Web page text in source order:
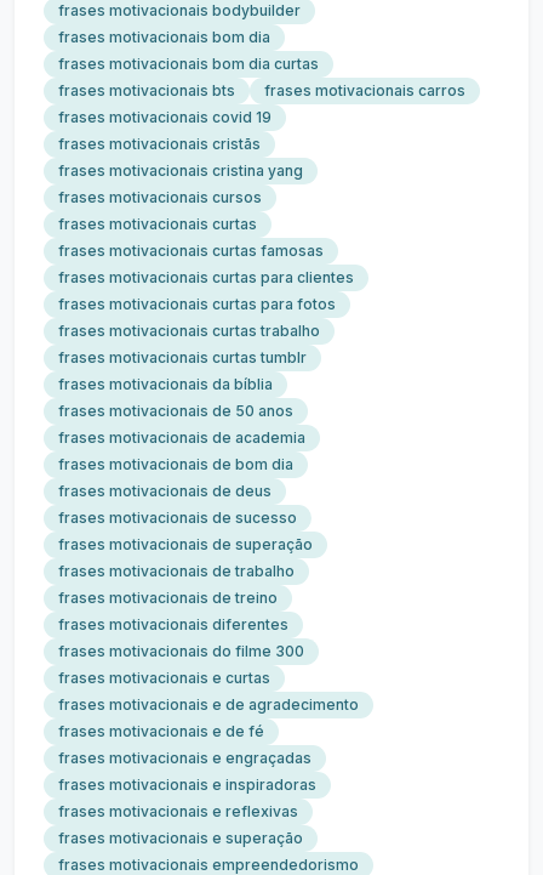
frases motivacionais bodybuilder
frases motivacionais bom dia
frases motivacionais bom dia curtas
frases motivacionais bts
frases motivacionais carros
frases motivacionais covid 19
frases motivacionais cristãs
frases motivacionais cristina yang
frases motivacionais cursos
frases motivacionais curtas
frases motivacionais curtas famosas
frases motivacionais curtas para clientes
frases motivacionais curtas para fotos
frases motivacionais curtas trabalho
frases motivacionais curtas tumblr
frases motivacionais da bíblia
frases motivacionais de 50 anos
frases motivacionais de academia
frases motivacionais de bom dia
frases motivacionais de deus
frases motivacionais de sucesso
frases motivacionais de superação
frases motivacionais de trabalho
frases motivacionais de treino
frases motivacionais diferentes
frases motivacionais do filme 300
frases motivacionais e curtas
frases motivacionais e de agradecimento
frases motivacionais e de fé
frases motivacionais e engraçadas
frases motivacionais e inspiradoras
frases motivacionais e reflexivas
frases motivacionais e superação
frases motivacionais empreendedorismo